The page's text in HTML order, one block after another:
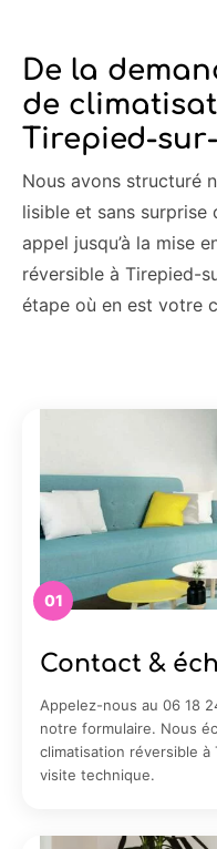
De la
de
Tirepied-
Nous avons structuré
lisible et sans
appel jusqu’à la mise
réversible à Tirepied-
étape où en est votre
01
Contact &
Appelez-nous au 06 18
notre formulaire. Nous
climatisation réversible
visite technique.